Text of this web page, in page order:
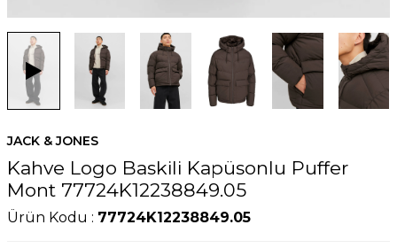
JACK & JONES
Kahve Logo Baskili Kapüsonlu Puffer
Mont 77724K12238849.05
Ürün Kodu : 77724K12238849.05